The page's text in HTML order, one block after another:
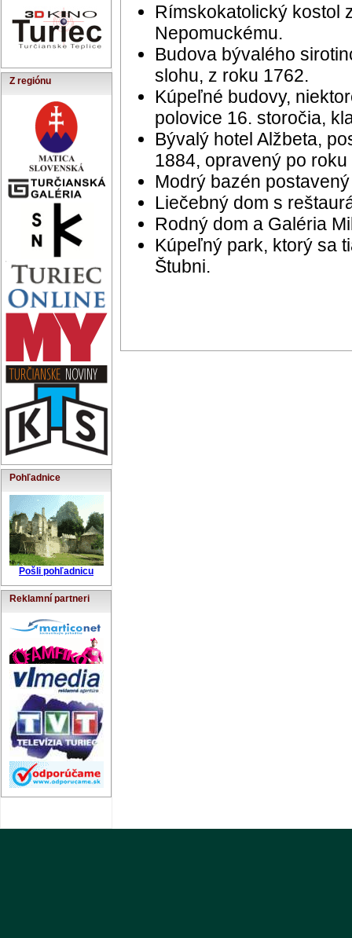
Z regiónu
Pohľadnice
Pošli pohľadnicu
Reklamní partneri
Rímskokatolický kostol
Nepomuckému.
Budova bývalého
slohu, z roku 1762.
Kúpeľné budovy,
polovice 16. storočia,
Bývalý hotel Alžbeta,
1884, opravený po roku
Modrý bazén
Liečebný dom s
Rodný dom a Galéria
Kúpeľný park, ktorý sa
Štubni.